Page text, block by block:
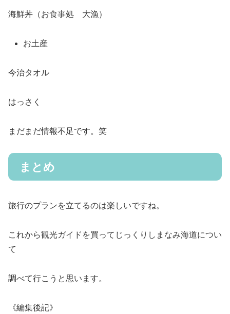
海鮮丼（お食事処 大漁）
お土産
今治タオル
はっさく
まだまだ情報不足です。笑
まとめ
旅行のプランを立てるのは楽しいですね。
これから観光ガイドを買ってじっくりしまなみ海道につい
て
調べて行こうと思います。
《編集後記》